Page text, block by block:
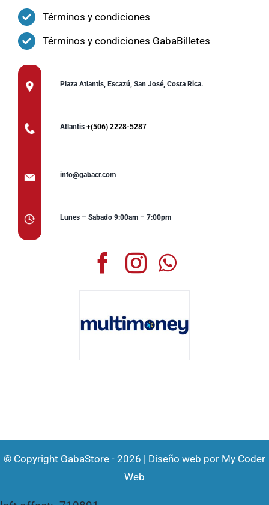
Términos y condiciones
Términos y condiciones GabaBilletes
Plaza Atlantis, Escazú, San José, Costa Rica.
Atlantis +(506) 2228-5287
info@gabacr.com
Lunes – Sabado 9:00am – 7:00pm
© Copyright GabaStore - 2026 | Diseño web por My Coder
Web